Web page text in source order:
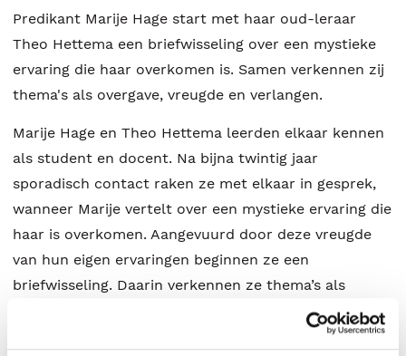
Predikant Marije Hage start met haar oud-leraar
Theo Hettema een briefwisseling over een mystieke
ervaring die haar overkomen is. Samen verkennen zij
thema's als overgave, vreugde en verlangen.
Marije Hage en Theo Hettema leerden elkaar kennen
als student en docent. Na bijna twintig jaar
sporadisch contact raken ze met elkaar in gesprek,
wanneer Marije vertelt over een mystieke ervaring die
haar is overkomen. Aangevuurd door deze vreugde
van hun eigen ervaringen beginnen ze een
briefwisseling. Daarin verkennen ze thema’s als
overgave, vreugde en verlangen. Marije vertelt
onbevangen over wat haar geraakt heeft en verdiept